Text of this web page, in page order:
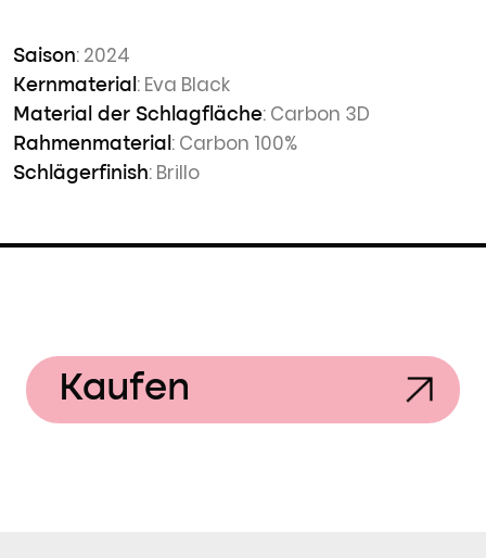
Saison: 2024
Kernmaterial : Eva Black
Material der Schlagfläche: Carbon 3D
Rahmenmaterial : Carbon 100%
Schlägerfinish: Brillo
Kaufen